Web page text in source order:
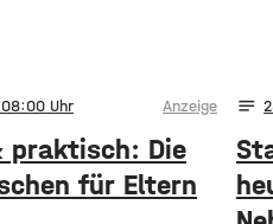
Anzeige
praktisch: Die
für Eltern
notes